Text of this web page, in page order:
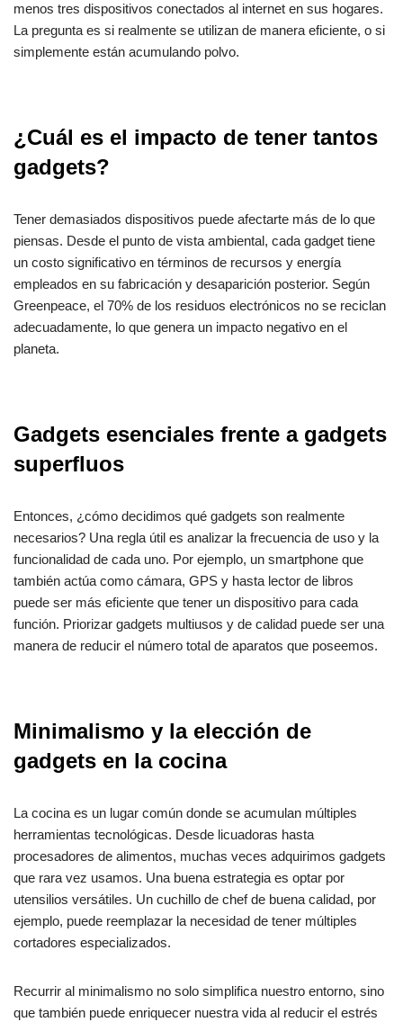
menos tres dispositivos conectados al internet en sus hogares.
La pregunta es si realmente se utilizan de manera eficiente, o si
simplemente están acumulando polvo.
¿Cuál es el impacto de tener tantos
gadgets?
Tener demasiados dispositivos puede afectarte más de lo que
piensas. Desde el punto de vista ambiental, cada gadget tiene
un costo significativo en términos de recursos y energía
empleados en su fabricación y desaparición posterior. Según
Greenpeace, el 70% de los residuos electrónicos no se reciclan
adecuadamente, lo que genera un impacto negativo en el
planeta.
Gadgets esenciales frente a gadgets
superfluos
Entonces, ¿cómo decidimos qué gadgets son realmente
necesarios? Una regla útil es analizar la frecuencia de uso y la
funcionalidad de cada uno. Por ejemplo, un smartphone que
también actúa como cámara, GPS y hasta lector de libros
puede ser más eficiente que tener un dispositivo para cada
función. Priorizar gadgets multiusos y de calidad puede ser una
manera de reducir el número total de aparatos que poseemos.
Minimalismo y la elección de
gadgets en la cocina
La cocina es un lugar común donde se acumulan múltiples
herramientas tecnológicas. Desde licuadoras hasta
procesadores de alimentos, muchas veces adquirimos gadgets
que rara vez usamos. Una buena estrategia es optar por
utensilios versátiles. Un cuchillo de chef de buena calidad, por
ejemplo, puede reemplazar la necesidad de tener múltiples
cortadores especializados.
Recurrir al minimalismo no solo simplifica nuestro entorno, sino
que también puede enriquecer nuestra vida al reducir el estrés